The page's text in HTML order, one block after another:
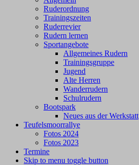
Ruderordnung
Trainingszeiten
Ruderrevier
Rudern lernen
Sportangebote
Allgemeines Rudern
Trainingsgruppe
Jugend
Alte Herren
Wanderrudern
Schulrudern
Bootspark
Neues aus der Werkstatt
Teufelsmoorrallye
Fotos 2024
Fotos 2023
Termine
Skip to menu toggle button